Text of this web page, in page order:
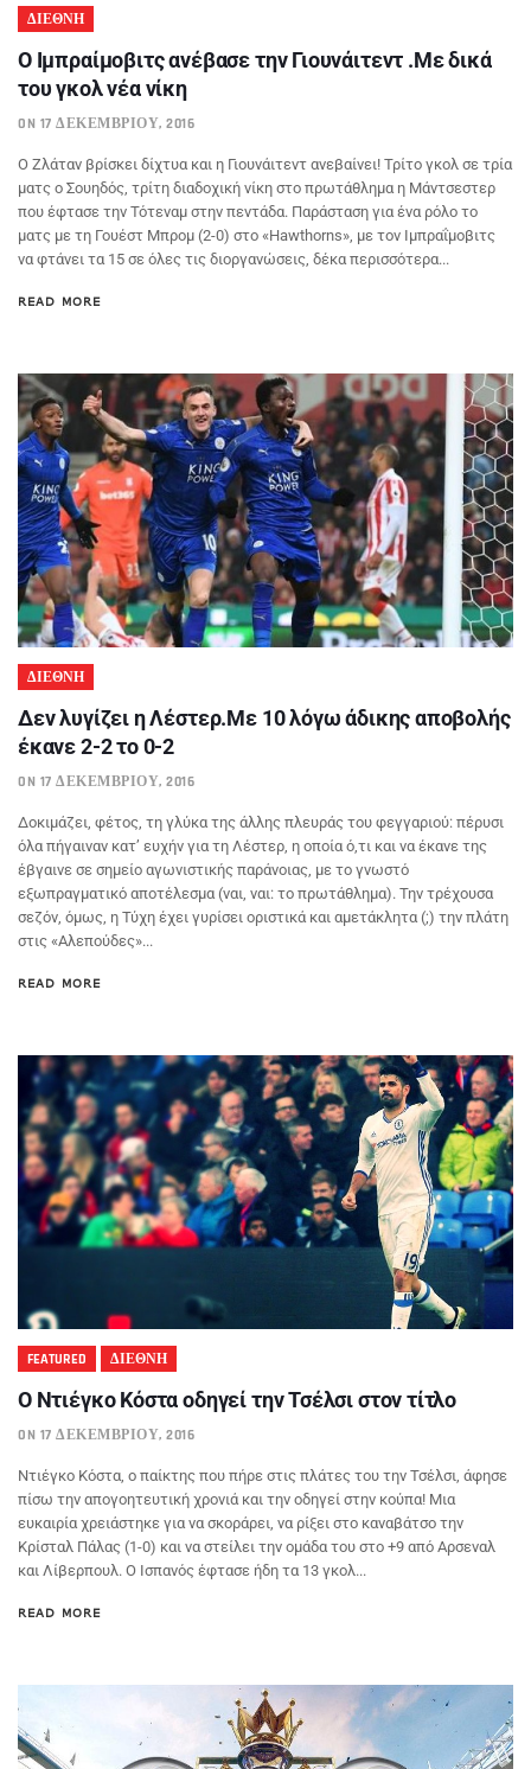
ΔΙΕΘΝΗ
Ο Ιμπραίμοβιτς ανέβασε την Γιουνάιτεντ .Με δικά
του γκολ νέα νίκη
ON 17 ΔΕΚΕΜΒΡΊΟΥ, 2016
Ο Ζλάταν βρίσκει δίχτυα και η Γιουνάιτεντ ανεβαίνει! Τρίτο γκολ σε τρία
ματς ο Σουηδός, τρίτη διαδοχική νίκη στο πρωτάθλημα η Μάντσεστερ
που έφτασε την Τότεναμ στην πεντάδα. Παράσταση για ένα ρόλο το
ματς με τη Γουέστ Μπρομ (2-0) στο «Hawthorns», με τον Ιμπραΐμοβιτς
να φτάνει τα 15 σε όλες τις διοργανώσεις, δέκα περισσότερα...
READ MORE
ΔΙΕΘΝΗ
Δεν λυγίζει η Λέστερ.Με 10 λόγω άδικης αποβολής
έκανε 2-2 το 0-2
ON 17 ΔΕΚΕΜΒΡΊΟΥ, 2016
Δοκιμάζει, φέτος, τη γλύκα της άλλης πλευράς του φεγγαριού: πέρυσι
όλα πήγαιναν κατ’ ευχήν για τη Λέστερ, η οποία ό,τι και να έκανε της
έβγαινε σε σημείο αγωνιστικής παράνοιας, με το γνωστό
εξωπραγματικό αποτέλεσμα (ναι, ναι: το πρωτάθλημα). Την τρέχουσα
σεζόν, όμως, η Τύχη έχει γυρίσει οριστικά και αμετάκλητα (;) την πλάτη
στις «Αλεπούδες»...
READ MORE
FEATURED ΔΙΕΘΝΗ
Ο Ντιέγκο Κόστα οδηγεί την Τσέλσι στον τίτλο
ON 17 ΔΕΚΕΜΒΡΊΟΥ, 2016
Ντιέγκο Κόστα, ο παίκτης που πήρε στις πλάτες του την Τσέλσι, άφησε
πίσω την απογοητευτική χρονιά και την οδηγεί στην κούπα! Μια
ευκαιρία χρειάστηκε για να σκοράρει, να ρίξει στο καναβάτσο την
Κρίσταλ Πάλας (1-0) και να στείλει την ομάδα του στο +9 από Αρσεναλ
και Λίβερπουλ. Ο Ισπανός έφτασε ήδη τα 13 γκολ...
READ MORE